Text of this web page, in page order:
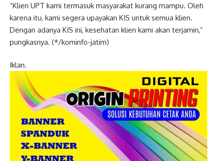
“Klien UPT kami termasuk masyarakat kurang mampu. Oleh
karena itu, kami segera upayakan KIS untuk semua klien.
Dengan adanya KIS ini, kesehatan klien kami akan terjamin,”
pungkasnya. (*/kominfo-jatim)
Iklan.